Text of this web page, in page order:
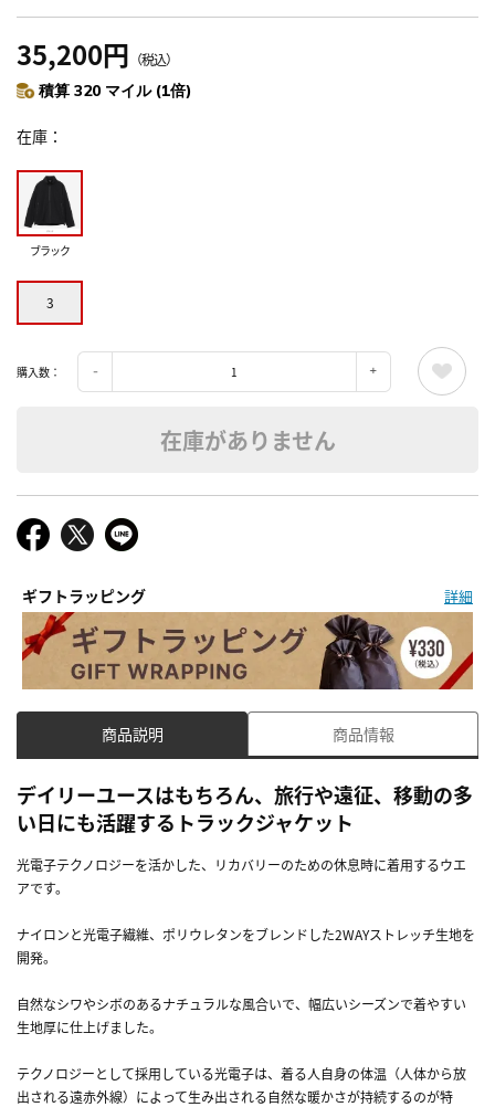
35,200円 （税込）
積算 320 マイル (1倍)
在庫
ブラック
3
購入数：
在庫がありません
ギフトラッピング 詳細
商品説明 商品情報
デイリーユースはもちろん、旅行や遠征、移動の多
い日にも活躍するトラックジャケット
光電子テクノロジーを活かした、リカバリーのための休息時に着用するウエ
アです。
ナイロンと光電子繊維、ポリウレタンをブレンドした2WAYストレッチ生地を
開発。
自然なシワやシボのあるナチュラルな風合いで、幅広いシーズンで着やすい
生地厚に仕上げました。
テクノロジーとして採用している光電子は、着る人自身の体温（人体から放
出される遠赤外線）によって生み出される自然な暖かさが持続するのが特